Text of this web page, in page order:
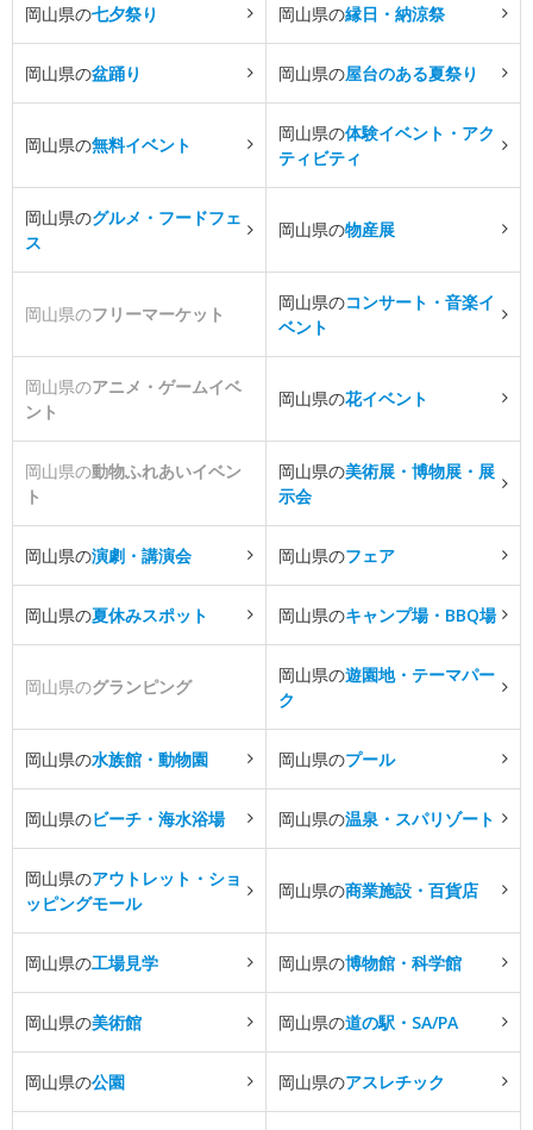
岡山県の七夕祭り 岡山県の縁日・納涼祭
岡山県の盆踊り 岡山県の屋台のある夏祭り
岡山県の無料イベント
岡山県の体験イベント・アク
ティビティ
岡山県のグルメ・フードフェ
ス
岡山県の物産展
岡山県のフリーマーケット
岡山県のコンサート・音楽イ
ベント
岡山県のアニメ・ゲームイベ
ント
岡山県の花イベント
岡山県の動物ふれあいイベン
ト
岡山県の美術展・博物展・展
示会
岡山県の演劇・講演会 岡山県のフェア
岡山県の夏休みスポット 岡山県のキャンプ場・BBQ場
岡山県のグランピング
岡山県の遊園地・テーマパー
ク
岡山県の水族館・動物園 岡山県のプール
岡山県のビーチ・海水浴場 岡山県の温泉・スパリゾート
岡山県のアウトレット・ショ
ッピングモール
岡山県の商業施設・百貨店
岡山県の工場見学 岡山県の博物館・科学館
岡山県の美術館 岡山県の道の駅・SA/PA
岡山県の公園 岡山県のアスレチック